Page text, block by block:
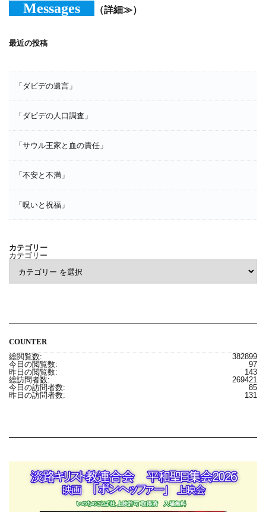
Messages （詳細≫）
最近の投稿
「ダビデの遺言」
「ダビデの人口調査」
「サウル王家と血の責任」
「不安と不満」
「呪いと祝福」
カテゴリー
カテゴリー
COUNTER
382899
総閲覧数:
97
今日の閲覧数:
143
昨日の閲覧数:
269421
総訪問者数:
85
今日の訪問者数:
131
昨日の訪問者数: